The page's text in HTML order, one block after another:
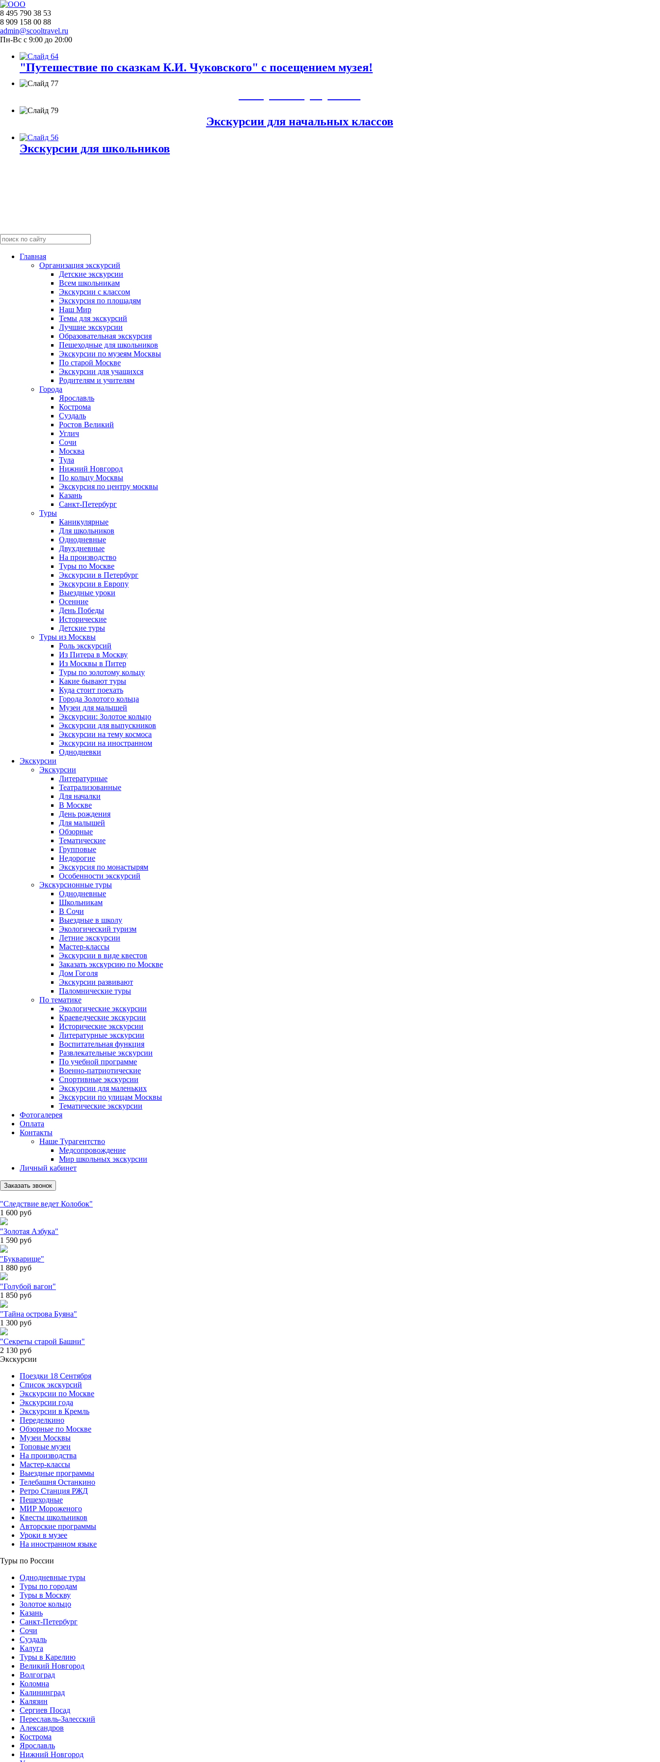
8 495 790 38 53
8 909 158 00 88
admin@scooltravel.ru
Пн-Вс с 9:00 до 20:00
"Путешествие по сказкам К.И. Чуковского" с посещением музея!
Экскурсии для начальных классов
Экскурсии для школьников
Главная
Организация экскурсий
Детские экскурсии
Всем школьникам
Экскурсии c классом
Экскурсия по площадям
Наш Мир
Темы для экскурсий
Лучшие экскурсии
Образовательная экскурсия
Пешеходные для школьников
Экскурсии по музеям Москвы
По старой Москве
Экскурсии для учащихся
Родителям и учителям
Города
Ярославль
Кострома
Суздаль
Ростов Великий
Углич
Сочи
Москва
Тула
Нижний Новгород
По кольцу Москвы
Экскурсия по центру москвы
Казань
Санкт-Петербург
Туры
Каникулярные
Для школьников
Однодневные
Двухдневные
На производство
Туры по Москве
Экскурсии в Петербург
Экскурсии в Европу
Выездные уроки
Осенние
День Победы
Исторические
Детские туры
Туры из Москвы
Роль экскурсий
Из Питера в Москву
Из Москвы в Питер
Туры по золотому кольцу
Какие бывают туры
Куда стоит поехать
Города Золотого кольца
Музеи для малышей
Экскурсии: Золотое кольцо
Экскурсии для выпускников
Экскурсии на тему космоса
Экскурсии на иностранном
Однодневки
Экскурсии
Экскурсии
Литературные
Театрализованные
Для началки
В Москве
День рождения
Для малышей
Обзорные
Тематические
Групповые
Недорогие
Экскурсия по монастырям
Особенности экскурсий
Экскурсионные туры
Однодневные
Школьникам
В Сочи
Выездные в школу
Экологический туризм
Летние экскурсии
Мастер-классы
Экскурсии в виде квестов
Заказать экскурсию по Москве
Дом Гоголя
Экскурсии развивают
Паломнические туры
По тематике
Экологические экскурсии
Краеведческие экскурсии
Исторические экскурсии
Литературные экскурсии
Воспитательная функция
Развлекательные экскурсии
По учебной программе
Военно-патриотические
Спортивные экскурсии
Экскурсии для маленьких
Экскурсии по улицам Москвы
Тематические экскурсии
Фотогалерея
Оплата
Контакты
Наше Турагентство
Медсопровождение
Мир школьных экскурсии
Личный кабинет
Заказать звонок
"Следствие ведет Колобок"
1 600 руб
"Золотая Азбука"
1 590 руб
"Букварище"
1 880 руб
"Голубой вагон"
1 850 руб
"Тайна острова Буяна"
1 300 руб
"Секреты старой Башни"
2 130 руб
Экскурсии
Поездки 18 Сентября
Список экскурсий
Экскурсии по Москве
Экскурсии года
Экскурсии в Кремль
Переделкино
Обзорные по Москве
Музеи Москвы
Топовые музеи
На производства
Мастер-классы
Выездные программы
Телебашня Останкино
Ретро Станция РЖД
Пешеходные
МИР Мороженого
Квесты школьников
Авторские программы
Уроки в музее
На иностранном языке
Туры по России
Однодневные туры
Туры по городам
Туры в Москву
Золотое кольцо
Казань
Санкт-Петербург
Сочи
Суздаль
Калуга
Туры в Карелию
Великий Новгород
Волгоград
Коломна
Калининград
Калязин
Сергиев Посад
Переславль-Залесский
Александров
Кострома
Ярославль
Нижний Новгород